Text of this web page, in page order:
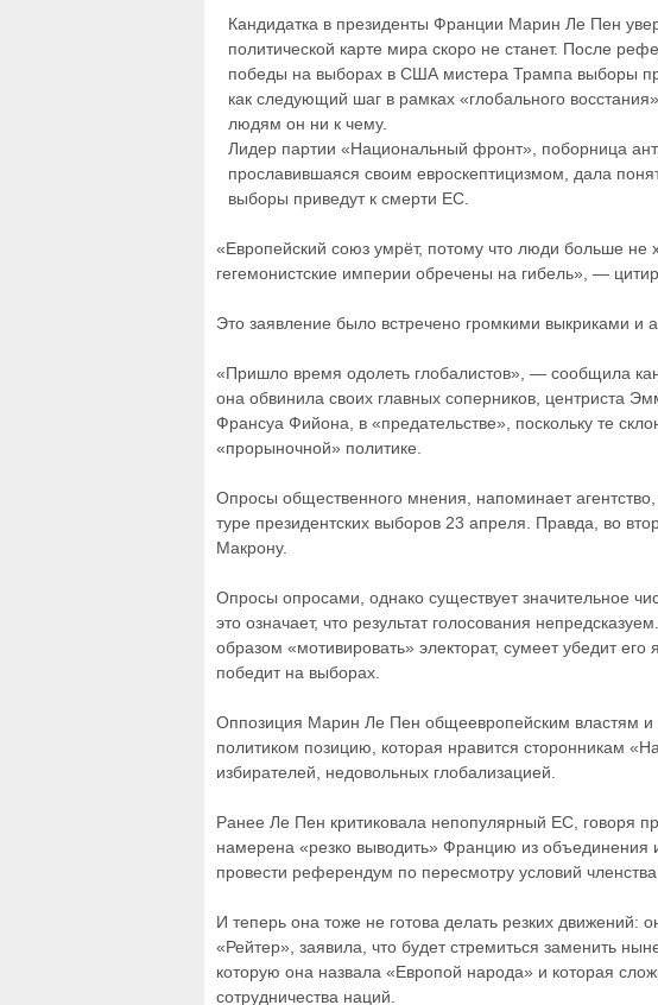
Кандидатка в президенты Франции Марин Ле Пен
политической карте мира скоро не станет. После
победы на выборах в США мистера Трампа выборы
как следующий шаг в рамках «глобального
людям он ни к чему.
Лидер партии «Национальный фронт», поборница
прославившаяся своим евроскептицизмом, дала
выборы приведут к смерти ЕС.
«Европейский союз умрёт, потому что люди больше не
гегемонистские империи обречены на гибель», —
Это заявление было встречено громкими выкриками и
«Пришло время одолеть глобалистов», — сообщила
она обвинила своих главных соперников, центриста
Франсуа Фийона, в «предательстве», поскольку те
«прорыночной» политике.
Опросы общественного мнения, напоминает
туре президентских выборов 23 апреля. Правда, во
Макрону.
Опросы опросами, однако существует значительное
это означает, что результат голосования
образом «мотивировать» электорат, сумеет убедит его
победит на выборах.
Оппозиция Марин Ле Пен общеевропейским властям и
политиком позицию, которая нравится сторонникам
избирателей, недовольных глобализацией.
Ранее Ле Пен критиковала непопулярный ЕС, говоря
намерена «резко выводить» Францию из объединения
провести референдум по пересмотру условий
И теперь она тоже не готова делать резких движений:
«Рейтер», заявила, что будет стремиться заменить
которую она назвала «Европой народа» и которая
сотрудничества наций.